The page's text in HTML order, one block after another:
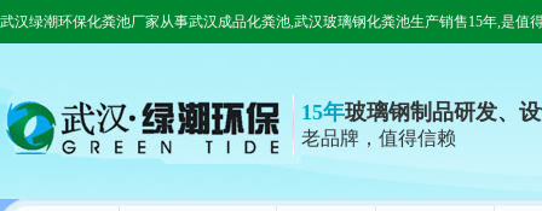
武汉绿潮环保化粪池厂家从事武汉成品化粪池,武汉玻璃钢化粪池生产销售15年,是值
15年玻璃钢制品研发、
老品牌，值得信赖